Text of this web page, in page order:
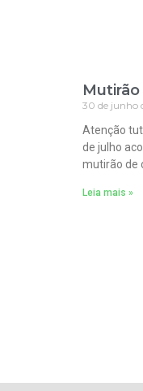
30 de junho
Atenção
de julho
mutirão de
Leia mais »